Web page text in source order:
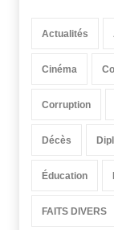
Actualités
Cinéma
Corruption
Décès
Éducation
FAITS DIVERS